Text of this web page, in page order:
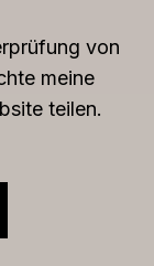
von
meine
teilen.